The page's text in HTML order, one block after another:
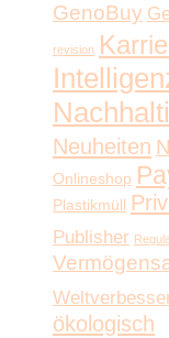
GenoBuy
revision
Neuheiten
Onlineshop
Plastikmüll
Publisher
ökologisch